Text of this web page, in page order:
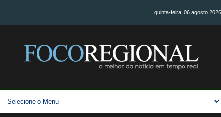
quinta-feira, 06 agosto 2026